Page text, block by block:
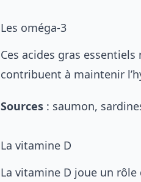
Les oméga-3
Ces acides gras
contribuent à maintenir
Sources : saumon,
La vitamine D
La vitamine D joue un